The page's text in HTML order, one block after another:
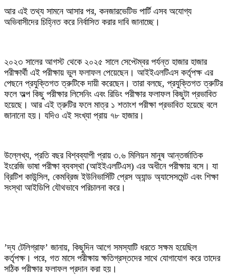
‎আর এই তথ্য সামনে আসার পর, কনজারভেটিভ পার্টি এসব অযোগ্য
অভিবাসীদের চিহ্নিত করে নির্বাসিত করার দাবি জানাচ্ছে।
‎২০২৩ সালের আগস্ট থেকে ২০২৫ সালে সেপ্টেম্বর পর্যন্ত হাজার হাজার
পরীক্ষার্থী এই পরীক্ষায় ভুল ফলাফল পেয়েছেন। আইইএলটিএস কর্তৃপক্ষ এর
পেছনে প্রযুক্তিগত ত্রুটিকে দায়ী করেছেন। তারা বলছে, প্রযুক্তিগত ত্রুটির
ফলে অল্প কিছু পরীক্ষার লিসেনিং এবং রিডিং পরীক্ষার ফলাফল কিছুটা প্রভাবিত
হয়েছে। আর এই ত্রুটির ফলে মাত্র ১ শতাংশ পরীক্ষা প্রভাবিত হয়েছে বলে
জানানো হয়। যদিও এই সংখ্যা প্রায় ৭৮ হাজার।
‎উল্লেখ্য, প্রতি বছর বিশ্বব্যাপী প্রায় ৩.৬ মিলিয়ন মানুষ আন্তর্জাতিক
ইংরেজি ভাষা পরীক্ষা ব্যবস্থা (আইইএলটিএস) এর অধীনে পরীক্ষায় বসে। যা
ব্রিটিশ কাউন্সিল, কেমব্রিজ ইউনিভার্সিটি প্রেস অ্যান্ড অ্যাসেসমেন্ট এবং শিক্ষা
সংস্থা আইডিপি যৌথভাবে পরিচালনা করে।
‎’দ্য টেলিগ্রাফ’ জানায়, কিছুদিন আগে সমস্যাটি ধরতে সক্ষম হয়েছিল
কর্তৃপক্ষ। পরে, গত মাসে পরীক্ষায় ক্ষতিগ্রস্তদের সাথে যোগাযোগ করে তাদের
সঠিক পরীক্ষার ফলাফল প্রদান করা হয়।